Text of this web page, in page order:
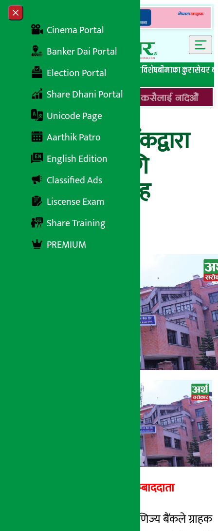
Skip to content
Close menu
Cinema Portal
Banker Dai Portal
Election Portal
Share Dhani Portal
Unicode Page
Aarthik Patro
English Edition
Classified Ads
Liscense Exam
Share Training
PREMIUM
सबै समाचारबेथिति मुर्दाबादबैंकिङ विशेष लघुवित्त विशेषबीमाका कुरासेयर
राष्ट्रिय वाणिज्य बैंकद्वारा
पुनरकर्जाको लागि
आवेदन दिन आग्रह
अर्थ सरोकार सम्बाददाता
काठमाडौं। राष्ट्रिय वाणिज्य बैंकले ग्राहक